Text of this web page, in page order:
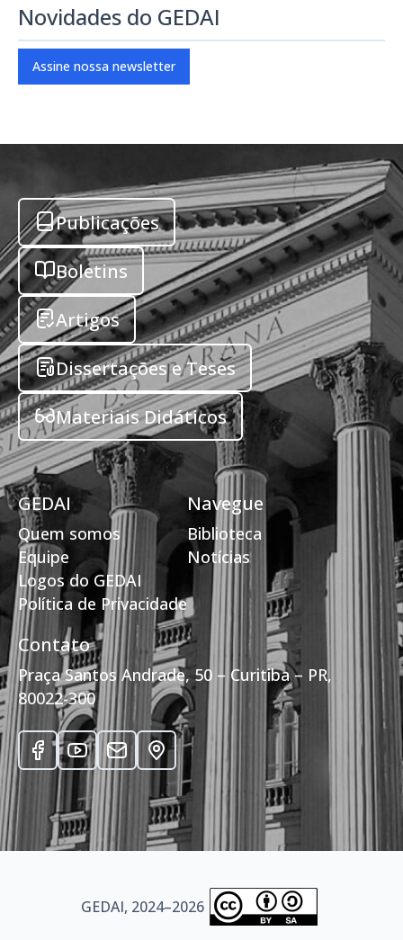
Novidades do GEDAI
Assine nossa newsletter
Publicações
Boletins
Artigos
Dissertações e Teses
Materiais Didáticos
GEDAI
Quem somos
Equipe
Logos do GEDAI
Política de Privacidade
Navegue
Biblioteca
Notícias
Contato
Praça Santos Andrade, 50 – Curitiba – PR,
80022-300
GEDAI, 2024–2026